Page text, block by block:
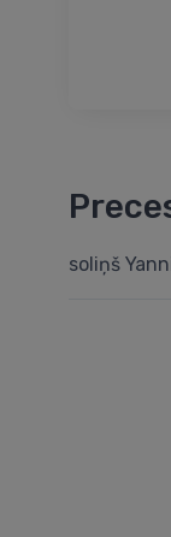
soliņš